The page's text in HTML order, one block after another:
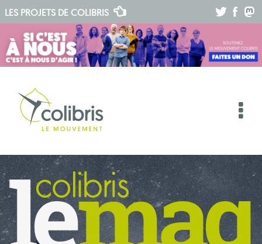
LES PROJETS DE COLIBRIS